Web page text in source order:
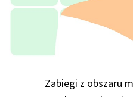
Zabiegi z obszaru